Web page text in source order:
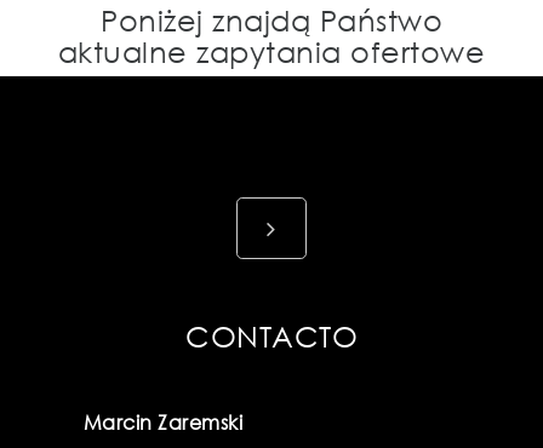
Poniżej znajdą Państwo
aktualne zapytania ofertowe
CONTACTO
Marcin Zaremski